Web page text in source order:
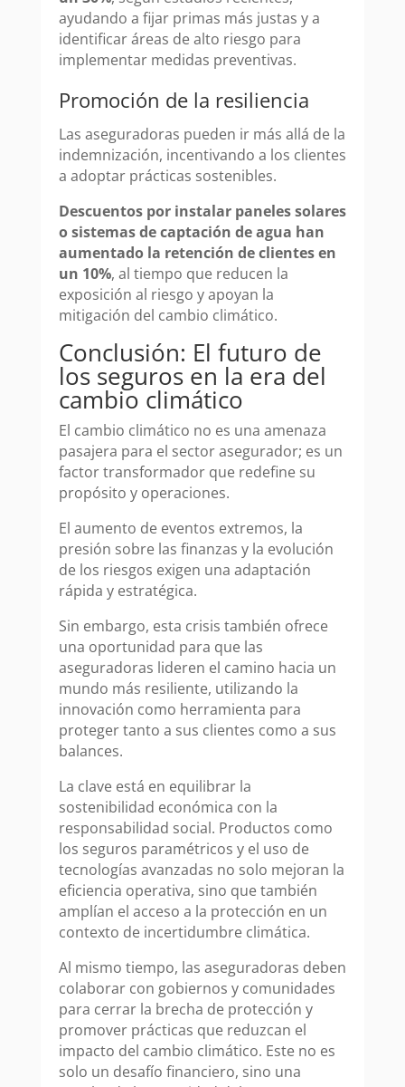
ayudando a fijar primas más justas y a
identificar áreas de alto riesgo para
implementar medidas preventivas.
Promoción de la resiliencia
Las aseguradoras pueden ir más allá de la
indemnización, incentivando a los clientes
a adoptar prácticas sostenibles.
Descuentos por instalar paneles solares
o sistemas de captación de agua han
aumentado la retención de clientes en
un 10%, al tiempo que reducen la
exposición al riesgo y apoyan la
mitigación del cambio climático.
Conclusión: El futuro de
los seguros en la era del
cambio climático
El cambio climático no es una amenaza
pasajera para el sector asegurador; es un
factor transformador que redefine su
propósito y operaciones.
El aumento de eventos extremos, la
presión sobre las finanzas y la evolución
de los riesgos exigen una adaptación
rápida y estratégica.
Sin embargo, esta crisis también ofrece
una oportunidad para que las
aseguradoras lideren el camino hacia un
mundo más resiliente, utilizando la
innovación como herramienta para
proteger tanto a sus clientes como a sus
balances.
La clave está en equilibrar la
sostenibilidad económica con la
responsabilidad social. Productos como
los seguros paramétricos y el uso de
tecnologías avanzadas no solo mejoran la
eficiencia operativa, sino que también
amplían el acceso a la protección en un
contexto de incertidumbre climática.
Al mismo tiempo, las aseguradoras deben
colaborar con gobiernos y comunidades
para cerrar la brecha de protección y
promover prácticas que reduzcan el
impacto del cambio climático. Este no es
solo un desafío financiero, sino una